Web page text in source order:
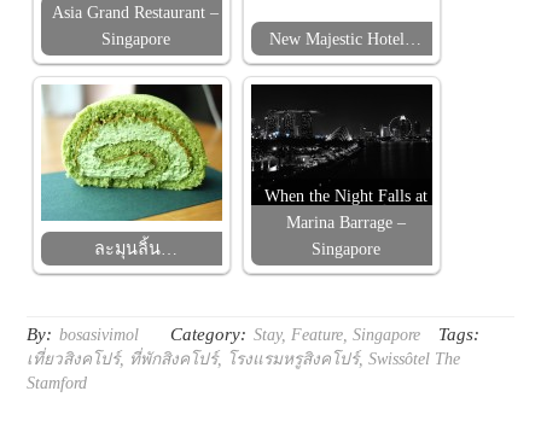
Asia Grand Restaurant –
Singapore
New Majestic Hotel…
ละมุนลิ้น…
When the Night Falls at
Marina Barrage –
Singapore
By: bosasivimol Category: Stay, Feature ,Singapore Tags:
เที่ยวสิงคโปร์, ที่พักสิงคโปร์, โรงแรมหรูสิงคโปร์,Swissôtel The
Stamford